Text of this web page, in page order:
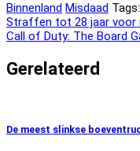
Binnenland Misdaad Tags:
Bericht
navigatie
Straffen tot 28 jaar voor
Call of Duty: The Board
Gerelateerd
De meest slinkse